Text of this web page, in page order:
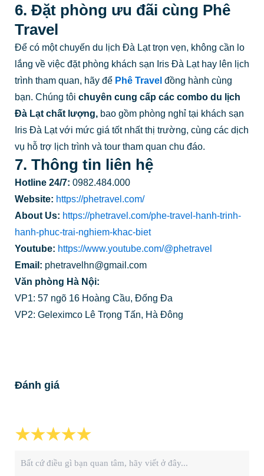
6. Đặt phòng ưu đãi cùng Phê
Travel
Để có một chuyến du lịch Đà Lạt trọn vẹn, không cần lo
lắng về việc đặt phòng khách sạn Iris Đà Lạt hay lên lịch
trình tham quan, hãy để Phê Travel đồng hành cùng
bạn. Chúng tôi chuyên cung cấp các combo du lịch
Đà Lạt chất lượng, bao gồm phòng nghỉ tại khách sạn
Iris Đà Lạt với mức giá tốt nhất thị trường, cùng các dịch
vụ hỗ trợ lịch trình và tour tham quan chu đáo.
7. Thông tin liên hệ
Hotline 24/7: 0982.484.000
Website: https://phetravel.com/
About Us: https://phetravel.com/phe-travel-hanh-trinh-
hanh-phuc-trai-nghiem-khac-biet
Youtube: https://www.youtube.com/@phetravel
Email: phetravelhn@gmail.com
Văn phòng Hà Nội:
VP1: 57 ngõ 16 Hoàng Cầu, Đống Đa
VP2: Geleximco Lê Trọng Tấn, Hà Đông
Đánh giá